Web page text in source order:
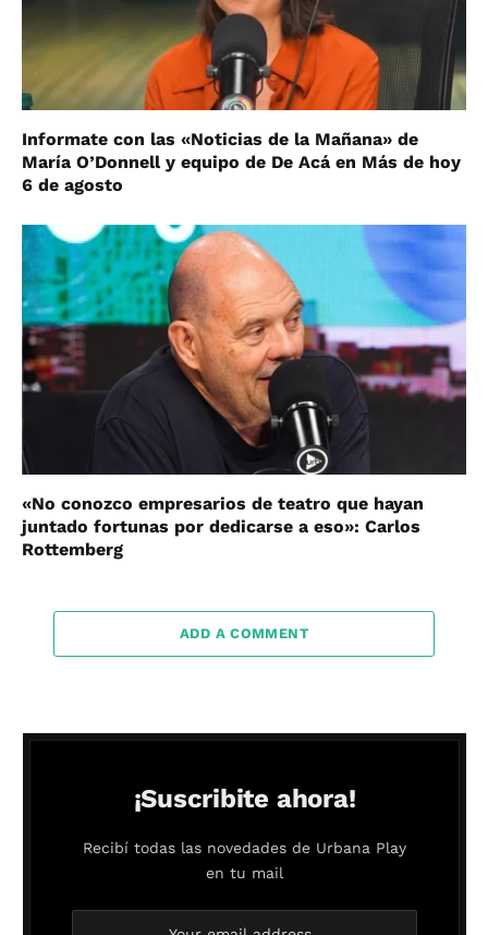
Informate con las «Noticias de la Mañana» de
María O’Donnell y equipo de De Acá en Más de hoy
6 de agosto
«No conozco empresarios de teatro que hayan
juntado fortunas por dedicarse a eso»: Carlos
Rottemberg
ADD A COMMENT
¡Suscribite ahora!
Recibí todas las novedades de Urbana Play
en tu mail